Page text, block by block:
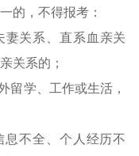
的，不得报考：
妻关系、直系血亲关
关系的；
留学、工作或生活，
息不全、个人经历不